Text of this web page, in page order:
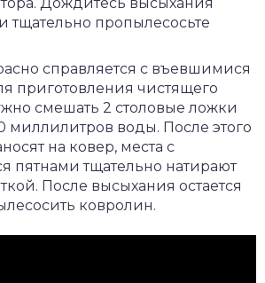
тщательно пропылесосьте
справляется с въевшимися
приготовления чистящего
смешать 2 столовые ложки
миллилитров воды. После этого
на ковер, места с
пятнами тщательно натирают
После высыхания остается
ковролин.